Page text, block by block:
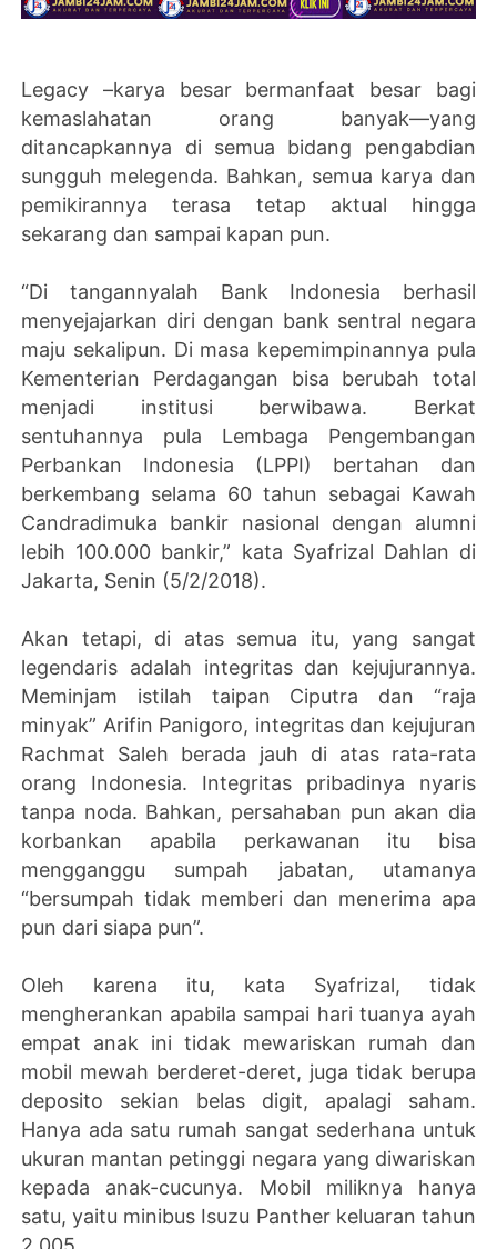
Legacy –karya besar bermanfaat besar bagi
kemaslahatan orang banyak—yang
ditancapkannya di semua bidang pengabdian
sungguh melegenda. Bahkan, semua karya dan
pemikirannya terasa tetap aktual hingga
sekarang dan sampai kapan pun.
“Di tangannyalah Bank Indonesia berhasil
menyejajarkan diri dengan bank sentral negara
maju sekalipun. Di masa kepemimpinannya pula
Kementerian Perdagangan bisa berubah total
menjadi institusi berwibawa. Berkat
sentuhannya pula Lembaga Pengembangan
Perbankan Indonesia (LPPI) bertahan dan
berkembang selama 60 tahun sebagai Kawah
Candradimuka bankir nasional dengan alumni
lebih 100.000 bankir,” kata Syafrizal Dahlan di
Jakarta, Senin (5/2/2018).
Akan tetapi, di atas semua itu, yang sangat
legendaris adalah integritas dan kejujurannya.
Meminjam istilah taipan Ciputra dan “raja
minyak” Arifin Panigoro, integritas dan kejujuran
Rachmat Saleh berada jauh di atas rata-rata
orang Indonesia. Integritas pribadinya nyaris
tanpa noda. Bahkan, persahaban pun akan dia
korbankan apabila perkawanan itu bisa
mengganggu sumpah jabatan, utamanya
“bersumpah tidak memberi dan menerima apa
pun dari siapa pun”.
Oleh karena itu, kata Syafrizal, tidak
mengherankan apabila sampai hari tuanya ayah
empat anak ini tidak mewariskan rumah dan
mobil mewah berderet-deret, juga tidak berupa
deposito sekian belas digit, apalagi saham.
Hanya ada satu rumah sangat sederhana untuk
ukuran mantan petinggi negara yang diwariskan
kepada anak-cucunya. Mobil miliknya hanya
satu, yaitu minibus Isuzu Panther keluaran tahun